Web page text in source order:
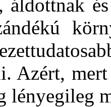
áldottnak
Azért,
lényegileg